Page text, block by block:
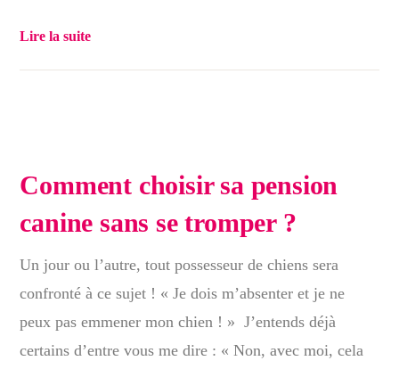
Lire la suite
Comment choisir sa pension
canine sans se tromper ?
Un jour ou l’autre, tout possesseur de chiens sera
confronté à ce sujet ! « Je dois m’absenter et je ne
peux pas emmener mon chien ! » J’entends déjà
certains d’entre vous me dire : « Non, avec moi, cela